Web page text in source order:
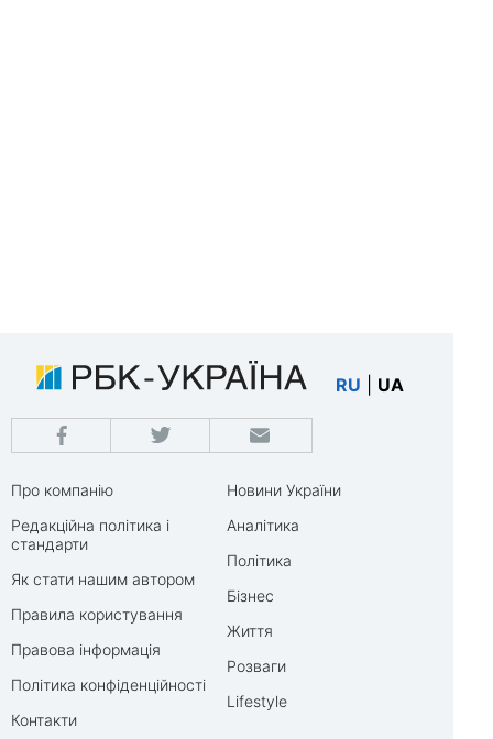
RU UA
Про компанію
Редакційна політика і
стандарти
Як стати нашим автором
Правила користування
Правова інформація
Політика конфіденційності
Контакти
Новини України
Аналітика
Політика
Бізнес
Життя
Розваги
Lifestyle